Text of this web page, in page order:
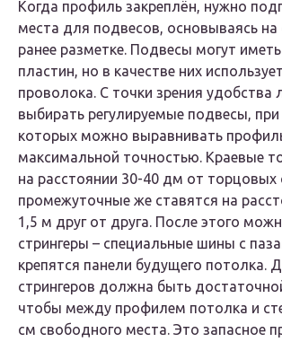
Когда профиль закреплён, нужно
места для подвесов, основываясь на
ранее разметке. Подвесы могут
пластин, но в качестве них
проволока. С точки зрения удобства
выбирать регулируемые подвесы,
которых можно выравнивать
максимальной точностью. Краевые
на расстоянии 30-40 дм от торцовых
промежуточные же ставятся на
1,5 м друг от друга. После этого
стрингеры – специальные шины с
крепятся панели будущего потолка.
стрингеров должна быть
чтобы между профилем потолка и
см свободного места. Это запасное